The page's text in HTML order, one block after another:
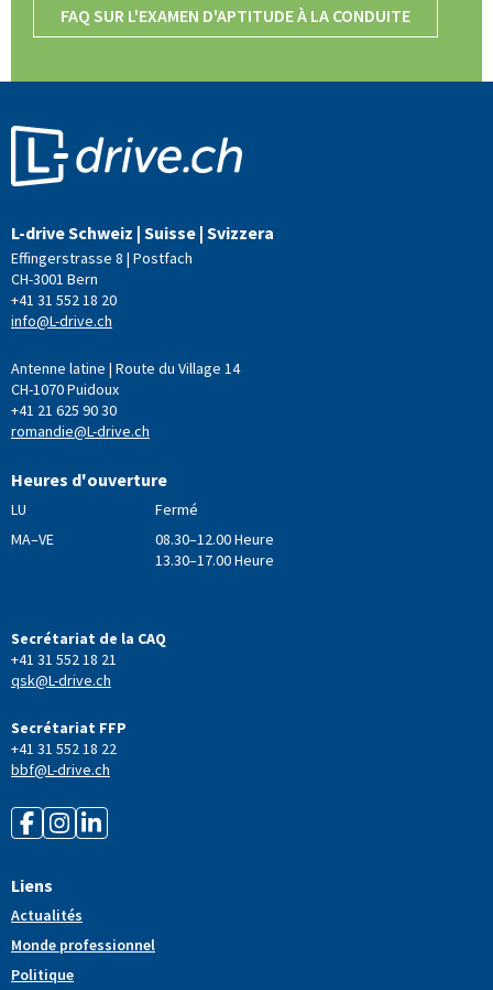
FAQ SUR L'EXAMEN D'APTITUDE À LA CONDUITE
L-drive Schweiz | Suisse | Svizzera
Effingerstrasse 8 | Postfach
CH-3001 Bern
+41 31 552 18 20
info@L-drive.ch
Antenne latine | Route du Village 14
CH-1070 Puidoux
+41 21 625 90 30
romandie@L-drive.ch
Heures d'ouverture
LU
Fermé
MA–VE
08.30–12.00 Heure
13.30–17.00 Heure
Secrétariat de la CAQ
+41 31 552 18 21
qsk@L-drive.ch
Secrétariat FFP
+41 31 552 18 22
bbf@L-drive.ch
Liens
Actualités
Monde professionnel
Politique